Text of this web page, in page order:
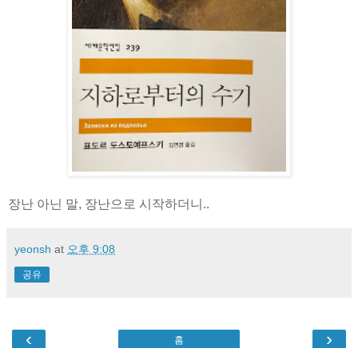
장난 아닌 말, 장난으로 시작하더니..
yeonsh at 오후 9:08
공유
‹ ›
홈